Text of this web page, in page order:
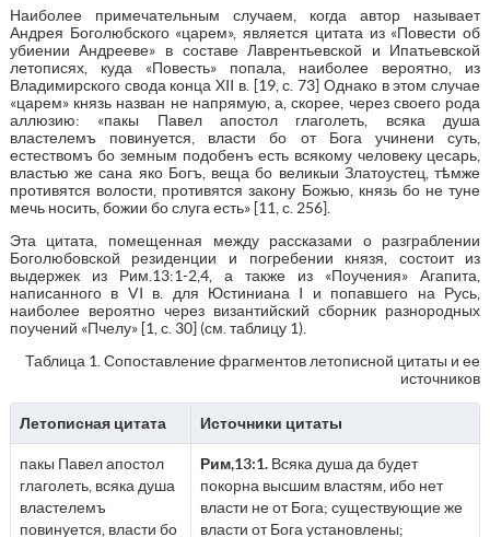
Наиболее примечательным случаем, когда автор называет
Андрея Боголюбского «царем», является цитата из «Повести об
убиении Андрееве» в составе Лаврентьевской и Ипатьевской
летописях, куда «Повесть» попала, наиболее вероятно, из
Владимирского свода конца XII в. [19, с. 73] Однако в этом случае
«царем» князь назван не напрямую, а, скорее, через своего рода
аллюзию: «пакы Павел апостол глаголеть, всяка душа
властелемъ повинуется, власти бо от Бога учинени суть,
естествомъ бо земным подобенъ есть всякому человеку цесарь,
властью же сана яко Богъ, веща бо великыи Златоустец, тѣмже
противятся волости, противятся закону Божью, князь бо не туне
мечь носить, божии бо слуга есть» [11, с. 256].
Эта цитата, помещенная между рассказами о разграблении
Боголюбовской резиденции и погребении князя, состоит из
выдержек из Рим.13:1-2,4, а также из «Поучения» Агапита,
написанного в VI в. для Юстиниана I и попавшего на Русь,
наиболее вероятно через византийский сборник разнородных
поучений «Пчелу» [1, с. 30] (см. таблицу 1).
Таблица 1. Сопоставление фрагментов летописной цитаты и ее
источников
Летописная цитата Источники цитаты
пакы Павел апостол
глаголеть, всяка душа
властелемъ
повинуется, власти бо
Рим,13:1.Всяка душа да будет
покорна высшим властям, ибо нет
власти не от Бога; существующие же
власти от Бога установлены;